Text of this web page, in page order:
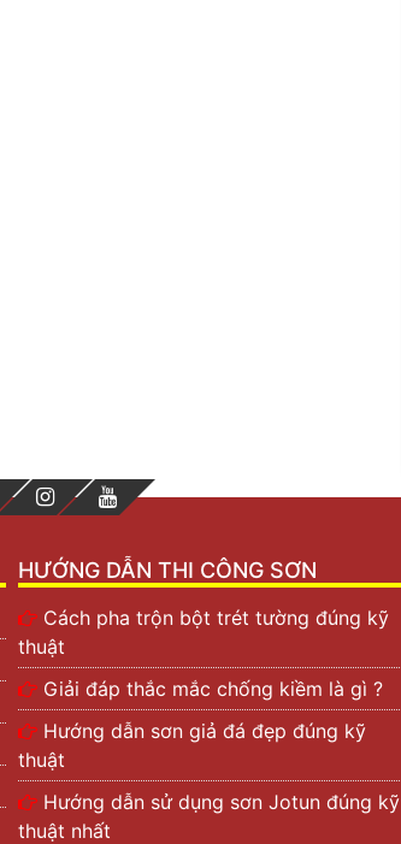
HƯỚNG DẪN THI CÔNG SƠN
Cách pha trộn bột trét tường đúng kỹ
thuật
Giải đáp thắc mắc chống kiềm là gì ?
Hướng dẫn sơn giả đá đẹp đúng kỹ
thuật
Hướng dẫn sử dụng sơn Jotun đúng kỹ
thuật nhất